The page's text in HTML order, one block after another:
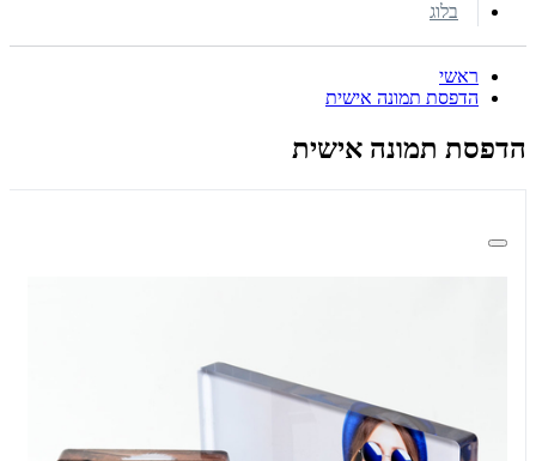
בלוג
ראשי
הדפסת תמונה אישית
הדפסת תמונה אישית